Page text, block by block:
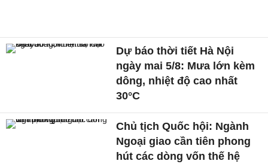
Dự báo thời tiết Hà Nội
ngày mai 5/8: Mưa lớn kèm
dông, nhiệt độ cao nhất
30°C
Chủ tịch Quốc hội: Ngành
Ngoại giao cần tiên phong
hút các dòng vốn thế hệ